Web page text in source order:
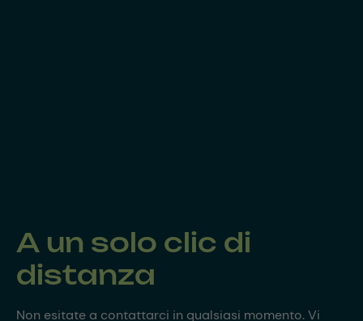
A un solo clic di
distanza
Non esitate a contattarci in qualsiasi momento. Vi